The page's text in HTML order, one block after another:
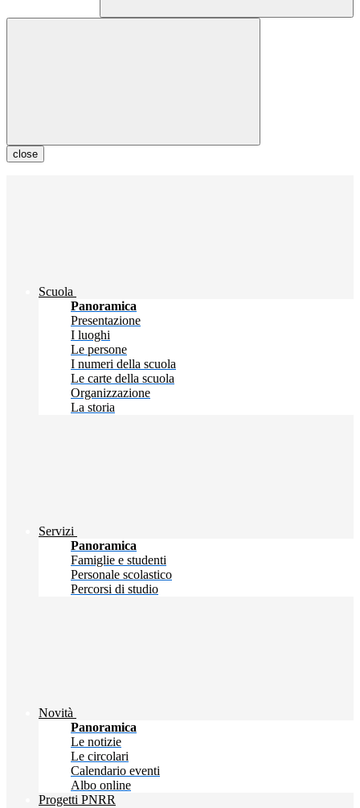
close
Scuola
Panoramica
Presentazione
I luoghi
Le persone
I numeri della scuola
Le carte della scuola
Organizzazione
La storia
Servizi
Panoramica
Famiglie e studenti
Personale scolastico
Percorsi di studio
Novità
Panoramica
Le notizie
Le circolari
Calendario eventi
Albo online
Progetti PNRR